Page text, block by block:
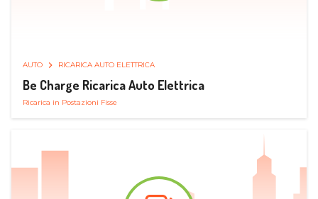
AUTO RICARICA AUTO ELETTRICA
Be Charge Ricarica Auto Elettrica
Ricarica in Postazioni Fisse